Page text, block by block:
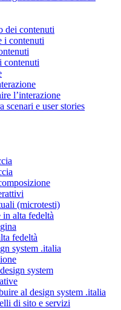
dei contenuti
i contenuti
contenuti
l’interazione
scenari e user stories
(microtesti)
in alta fedeltà
fedeltà
system .italia
system
al design system .italia
di sito e servizi